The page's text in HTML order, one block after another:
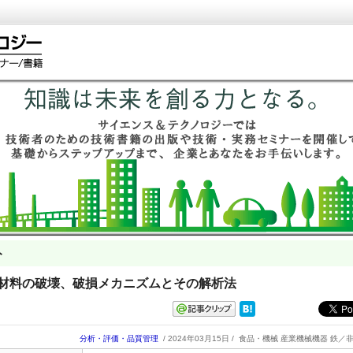
料の破壊、破損メカニズムとその解析法
分析・評価・品質管理 / 2024年03月15日 / 食品・機械 産業機械機器 鉄／